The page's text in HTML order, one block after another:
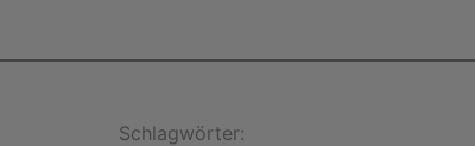
Schlagwörter: